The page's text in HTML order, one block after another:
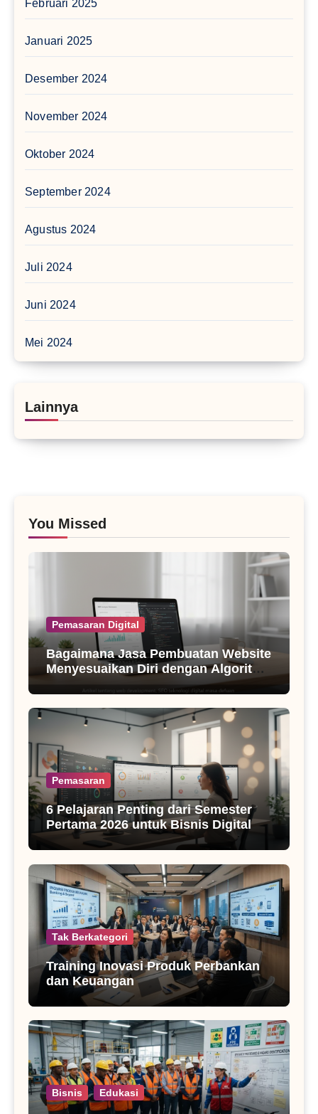
Februari 2025
Januari 2025
Desember 2024
November 2024
Oktober 2024
September 2024
Agustus 2024
Juli 2024
Juni 2024
Mei 2024
Lainnya
You Missed
Pemasaran Digital
Bagaimana Jasa Pembuatan Website
Menyesuaikan Diri dengan Algoritma
SEO Masa Kini
Pemasaran
6 Pelajaran Penting dari Semester
Pertama 2026 untuk Bisnis Digital
Tak Berkategori
Training Inovasi Produk Perbankan
dan Keuangan
Bisnis Edukasi